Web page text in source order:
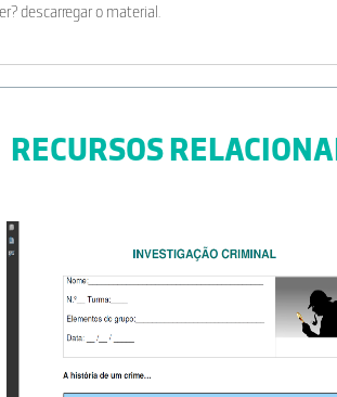
descarregar o material.
RECURSOS